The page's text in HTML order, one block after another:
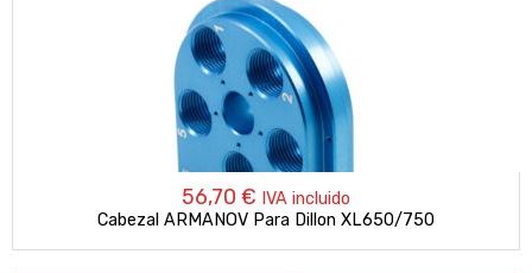
56,70 € IVA incluido
Cabezal ARMANOV Para Dillon XL650/750